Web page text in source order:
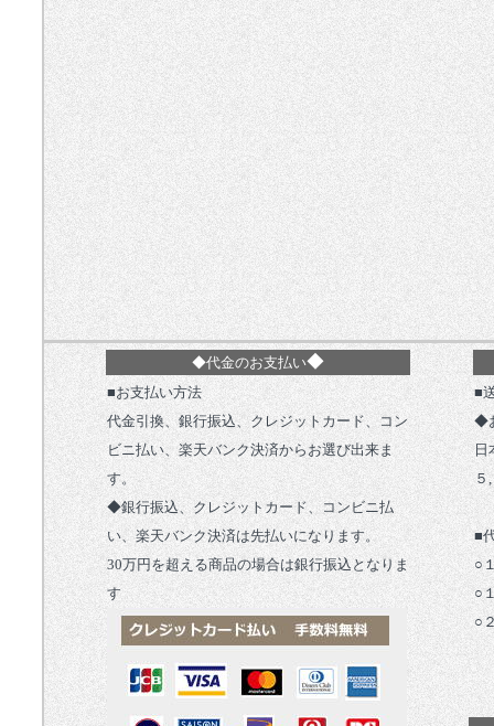
◆代金のお支払い◆
■お支払い方法
代金引換、銀行振込、クレジットカード、コン
ビニ払い、楽天バンク決済からお選び出来ま
す。
◆銀行振込、クレジットカード、コンビニ払
い、楽天バンク決済は先払いになります。
30万円を超える商品の場合は銀行振込となりま
す
■
◆
■
○
○
○